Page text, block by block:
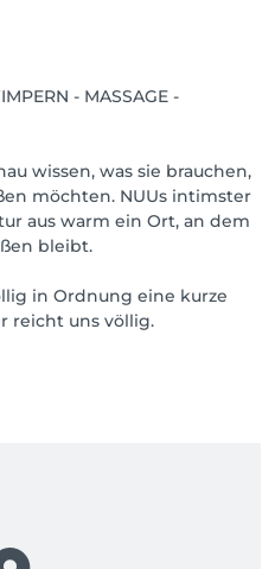
nuu-beauty
Beauty-Profis
Respekt und
in einem Team wie
oder wenn Sie das selbst
bei uns. Großartige
willkommen.
- MASSAGE -
wissen, was sie brauchen,
möchten. NUUs intimster
aus warm ein Ort, an dem
bleibt.
in Ordnung eine kurze